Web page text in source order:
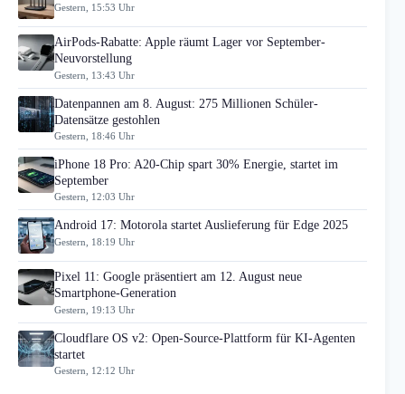
Gestern, 15:53 Uhr
AirPods-Rabatte: Apple räumt Lager vor September-
Neuvorstellung
Gestern, 13:43 Uhr
Datenpannen am 8. August: 275 Millionen Schüler-
Datensätze gestohlen
Gestern, 18:46 Uhr
iPhone 18 Pro: A20-Chip spart 30% Energie, startet im
September
Gestern, 12:03 Uhr
Android 17: Motorola startet Auslieferung für Edge 2025
Gestern, 18:19 Uhr
Pixel 11: Google präsentiert am 12. August neue
Smartphone-Generation
Gestern, 19:13 Uhr
Cloudflare OS v2: Open-Source-Plattform für KI-Agenten
startet
Gestern, 12:12 Uhr